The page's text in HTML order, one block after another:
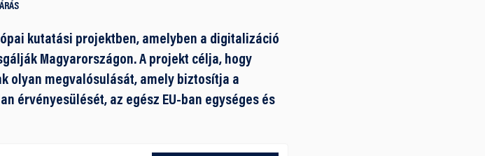
kutatási projektben, amelyben a digitalizáció
Magyarországon. A projekt célja, hogy
olyan megvalósulását, amely biztosítja a
érvényesülését, az egész EU-ban egységes és